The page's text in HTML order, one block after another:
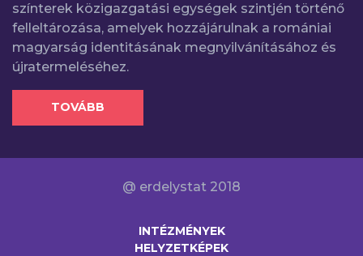
színterek közigazgatási egységek szintjén történő
felleltározása, amelyek hozzájárulnak a romániai
magyarság identitásának megnyilvánításához és
újratermeléséhez.
TOVÁBB
@ erdelystat 2018
INTÉZMÉNYEK
HELYZETKÉPEK